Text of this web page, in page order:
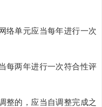
单元应当每年进行一次
两年进行一次符合性评
的，应当自调整完成之